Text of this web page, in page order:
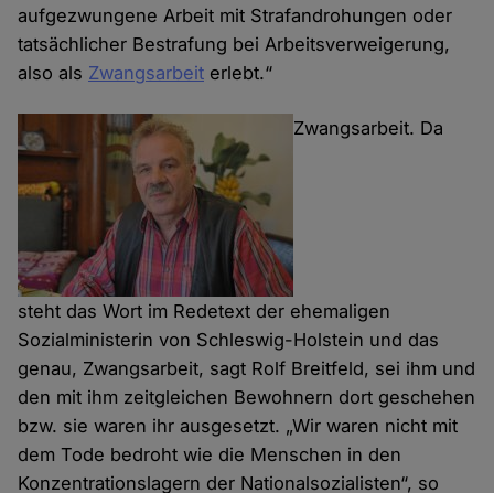
aufgezwungene Arbeit mit Strafandrohungen oder
tatsächlicher Bestrafung bei Arbeitsverweigerung,
also als Zwangsarbeit erlebt.“
Zwangsarbeit. Da
steht das Wort im Redetext der ehemaligen
Sozialministerin von Schleswig-Holstein und das
genau, Zwangsarbeit, sagt Rolf Breitfeld, sei ihm und
den mit ihm zeitgleichen Bewohnern dort geschehen
bzw. sie waren ihr ausgesetzt. „Wir waren nicht mit
dem Tode bedroht wie die Menschen in den
Konzentrationslagern der Nationalsozialisten“, so